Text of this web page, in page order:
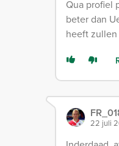
Qua profiel
beter dan
heeft
22 juli